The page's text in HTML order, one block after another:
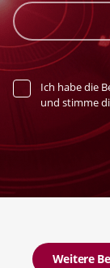
Ich habe die
und stimme
Weitere